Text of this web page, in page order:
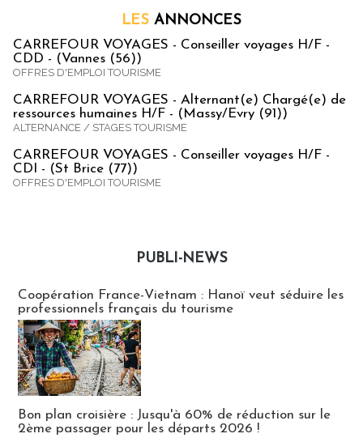
LES ANNONCES
CARREFOUR VOYAGES - Conseiller voyages H/F -
CDD - (Vannes (56))
OFFRES D'EMPLOI TOURISME
CARREFOUR VOYAGES - Alternant(e) Chargé(e) de
ressources humaines H/F - (Massy/Evry (91))
ALTERNANCE / STAGES TOURISME
CARREFOUR VOYAGES - Conseiller voyages H/F -
CDI - (St Brice (77))
OFFRES D'EMPLOI TOURISME
PUBLI-NEWS
Coopération France-Vietnam : Hanoï veut séduire les
professionnels français du tourisme
Bon plan croisière : Jusqu'à 60% de réduction sur le
2ème passager pour les départs 2026 !